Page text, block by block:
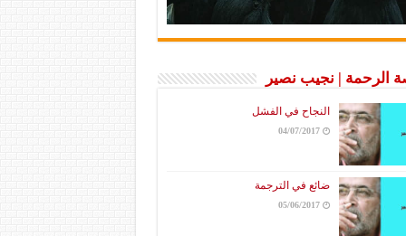
الرحمة | نجيب نصير
النجاح في الفشل
04/07/2017
ضائع في الترجمة
05/06/2017